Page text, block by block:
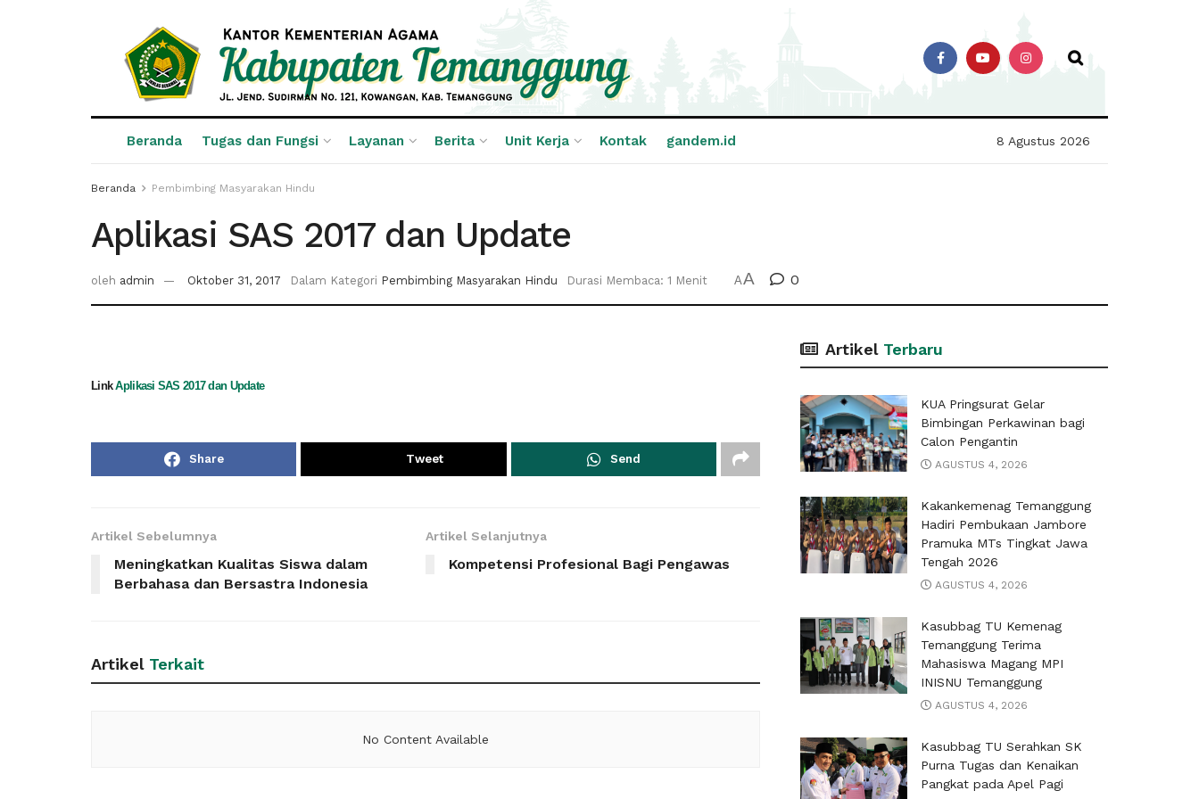
Beranda Tugas dan Fungsi Layanan Berita Unit Kerja Kontak gandem.id 8 Agustus 2026
Beranda Pembimbing Masyarakan Hindu
Aplikasi SAS 2017 dan Update
oleh admin Oktober 31, 2017 Dalam Kategori Pembimbing Masyarakan Hindu Durasi Membaca: 1 Menit AA 0
LinkAplikasi SAS 2017 dan Update
Share Tweet Send
Artikel Sebelumnya
Meningkatkan Kualitas Siswa dalam
Berbahasa dan Bersastra Indonesia
Artikel Selanjutnya
Kompetensi Profesional Bagi Pengawas
Artikel Terkait
No Content Available
Artikel Terbaru
KUA Pringsurat Gelar
Bimbingan Perkawinan bagi
Calon Pengantin
AGUSTUS 4, 2026
Kakankemenag Temanggung
Hadiri Pembukaan Jambore
Pramuka MTs Tingkat Jawa
Tengah 2026
AGUSTUS 4, 2026
Kasubbag TU Kemenag
Temanggung Terima
Mahasiswa Magang MPI
INISNU Temanggung
AGUSTUS 4, 2026
Kasubbag TU Serahkan SK
Purna Tugas dan Kenaikan
Pangkat pada Apel Pagi